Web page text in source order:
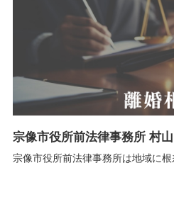
宗像市役所前法律事務所 村
宗像市役所前法律事務所は地域に